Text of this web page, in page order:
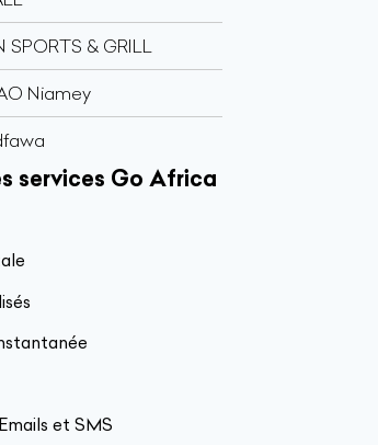
SPORTS & GRILL
Niamey
services Go Africa
et SMS